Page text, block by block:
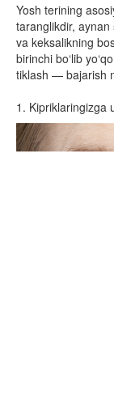
Yosh terining
taranglikdir, aynan
va keksalikning
birinchi bo‘lib
tiklash — bajarish
1. Kipriklaringizga